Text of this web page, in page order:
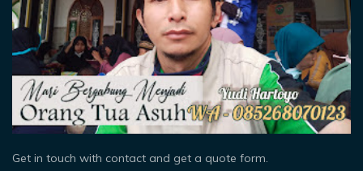
Get in touch with contact and get a quote form.